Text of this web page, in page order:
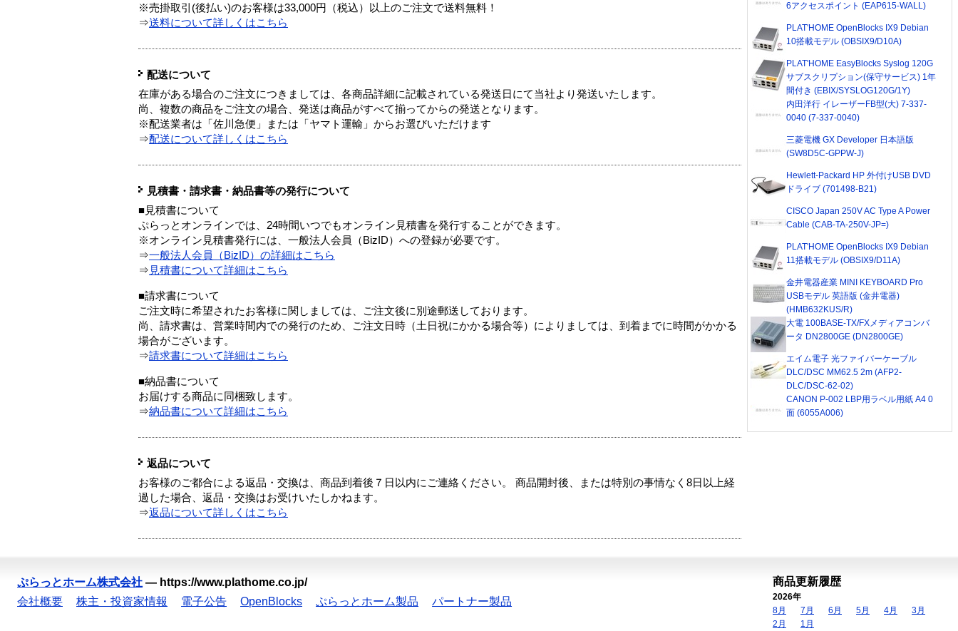
※売掛取引(後払い)のお客様は33,000円（税込）以上のご注文で送料無料！
⇒送料について詳しくはこちら
配送について
在庫がある場合のご注文につきましては、各商品詳細に記載されている発送日にて当社より発送いたします。
尚、複数の商品をご注文の場合、発送は商品がすべて揃ってからの発送となります。
※配送業者は「佐川急便」または「ヤマト運輸」からお選びいただけます
⇒配送について詳しくはこちら
見積書・請求書・納品書等の発行について
■見積書について
ぷらっとオンラインでは、24時間いつでもオンライン見積書を発行することができます。
※オンライン見積書発行には、一般法人会員（BizID）への登録が必要です。
⇒一般法人会員（BizID）の詳細はこちら
⇒ 見積書について詳細はこちら
■請求書について
ご注文時に希望されたお客様に関しましては、ご注文後に別途郵送しております。
尚、請求書は、営業時間内での発行のため、ご注文日時（土日祝にかかる場合等）によりましては、到着までに時間がかかる
場合がございます。
⇒請求書について詳細はこちら
■納品書について
お届けする商品に同梱致します。
⇒納品書について詳細はこちら
返品について
お客様のご都合による返品・交換は、商品到着後７日以内にご連絡ください。 商品開封後、または特別の事情なく8日以上経
過した場合、返品・交換はお受けいたしかねます。
⇒返品について詳しくはこちら
6アクセスポイント (EAP615-WALL)
PLAT'HOME OpenBlocks IX9 Debian
10搭載モデル (OBSIX9/D10A)
PLAT'HOME EasyBlocks Syslog 120G
サブスクリプション(保守サービス) 1年
間付き (EBIX/SYSLOG120G/1Y)
内田洋行 イレーザーFB型(大) 7-337-
0040 (7-337-0040)
三菱電機 GX Developer 日本語版
(SW8D5C-GPPW-J)
Hewlett-Packard HP 外付けUSB DVD
ドライブ (701498-B21)
CISCO Japan 250V AC Type A Power
Cable (CAB-TA-250V-JP=)
PLAT'HOME OpenBlocks IX9 Debian
11搭載モデル (OBSIX9/D11A)
金井電器産業 MINI KEYBOARD Pro
USBモデル 英語版 (金井電器)
(HMB632KUS/R)
大電 100BASE-TX/FXメディアコンバ
ータ DN2800GE (DN2800GE)
エイム電子 光ファイバーケーブル
DLC/DSC MM62.5 2m (AFP2-
DLC/DSC-62-02)
CANON P-002 LBP用ラベル用紙 A4 0
面 (6055A006)
ぷらっとホーム株式会社 — https://www.plathome.co.jp/
会社概要
株主・投資家情報 電子公告 OpenBlocks ぷらっとホーム製品 パートナー製品
商品更新履歴
2026年
8月
7月 6月 5月 4月
3月
2月
1月